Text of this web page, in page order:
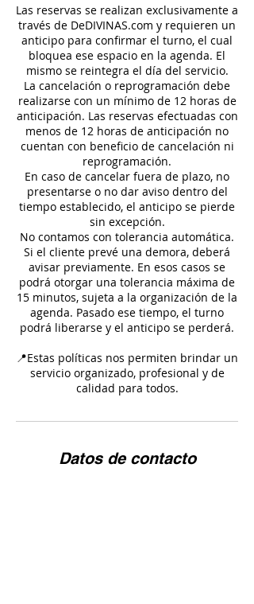
Las reservas se realizan exclusivamente a
través de DeDIVINAS.com y requieren un
anticipo para confirmar el turno, el cual
bloquea ese espacio en la agenda. El
mismo se reintegra el día del servicio.
La cancelación o reprogramación debe
realizarse con un mínimo de 12 horas de
anticipación. Las reservas efectuadas con
menos de 12 horas de anticipación no
cuentan con beneficio de cancelación ni
reprogramación.
En caso de cancelar fuera de plazo, no
presentarse o no dar aviso dentro del
tiempo establecido, el anticipo se pierde
sin excepción.
No contamos con tolerancia automática.
Si el cliente prevé una demora, deberá
avisar previamente. En esos casos se
podrá otorgar una tolerancia máxima de
15 minutos, sujeta a la organización de la
agenda. Pasado ese tiempo, el turno
podrá liberarse y el anticipo se perderá.
📍Estas políticas nos permiten brindar un
servicio organizado, profesional y de
Datos de contacto